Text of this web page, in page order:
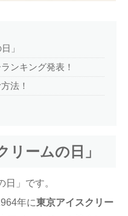
」
ンキング発表！
法！
リームの日」
」です。
年に東京アイスクリー